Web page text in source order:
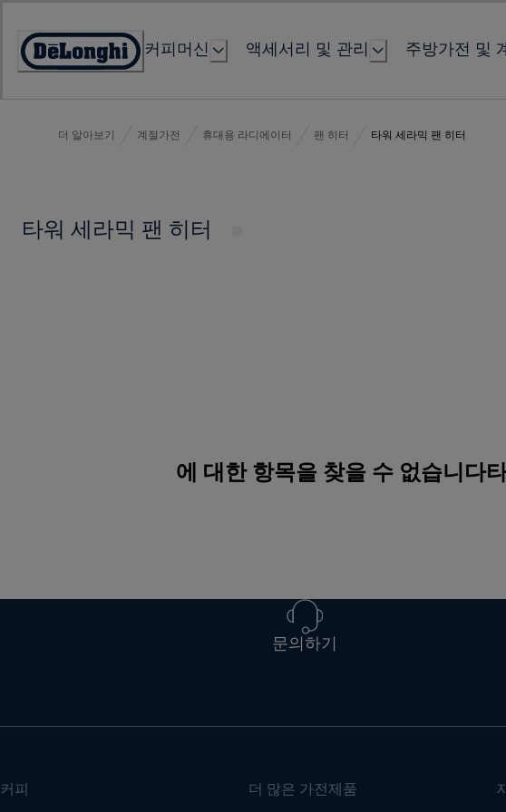
Content
Accessibility
커피머신 액세서리 및 관리 주방가전 및
더 알아보기 계절가전 휴대용 라디에이터 팬 히터 타워 세라믹 팬 히터
타워 세라믹 팬 히터
에 대한 항목을 찾을 수 없습니다
문의하기
커피 더 많은 가전제품